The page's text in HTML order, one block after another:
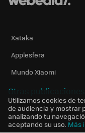
Xataka
Applesfera
Mundo Xiaomi
Otras publicaciones
Utilizamos cookies de
de audiencia y mostrar
analizando tu
aceptando su uso. Más